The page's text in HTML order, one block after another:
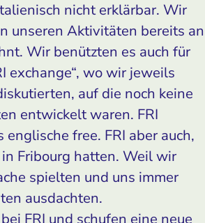
nicht erklärbar. Wir
unseren Aktivitäten bereits an
Wir benützten es auch für
exchange“, wo wir jeweils
auf die noch keine
entwickelt waren. FRI
free. FRI aber auch,
Fribourg hatten. Weil wir
spielten und uns immer
ausdachten.
FRI und schufen eine neue